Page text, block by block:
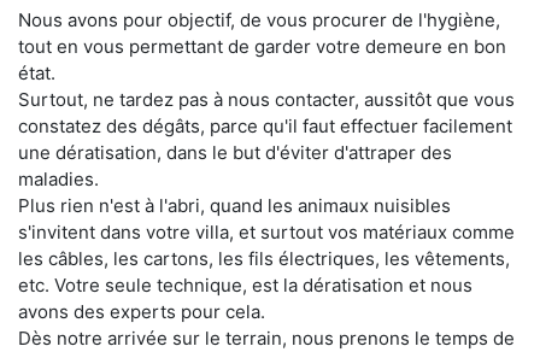
Nous avons pour objectif, de vous procurer de l'hygiène,
tout en vous permettant de garder votre demeure en bon
état.
Surtout, ne tardez pas à nous contacter, aussitôt que vous
constatez des dégâts, parce qu'il faut effectuer facilement
une dératisation, dans le but d'éviter d'attraper des
maladies.
Plus rien n'est à l'abri, quand les animaux nuisibles
s'invitent dans votre villa, et surtout vos matériaux comme
les câbles, les cartons, les fils électriques, les vêtements,
etc. Votre seule technique, est la dératisation et nous
avons des experts pour cela.
Dès notre arrivée sur le terrain, nous prenons le temps de